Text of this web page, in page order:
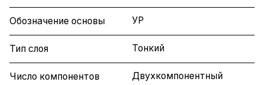
Обозначение основы УР
Тип слоя Тонкий
Число компонентов Двухкомпонентный